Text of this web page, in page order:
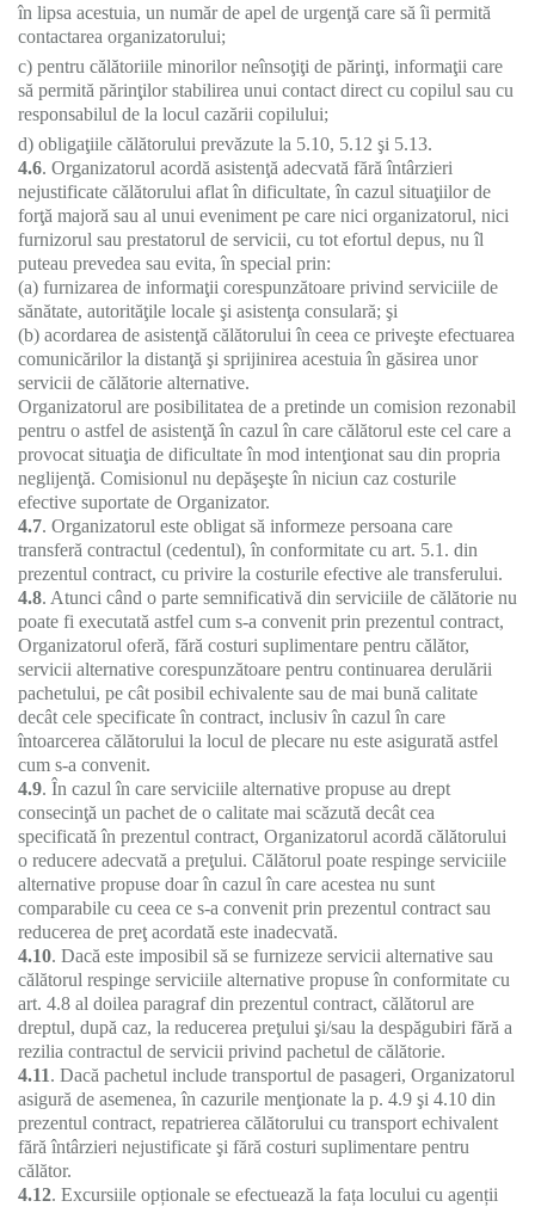
în lipsa acestuia, un număr de apel de urgenţă care să îi permită
contactarea organizatorului;
c) pentru călătoriile minorilor neînsoţiţi de părinţi, informaţii care
să permită părinţilor stabilirea unui contact direct cu copilul sau cu
responsabilul de la locul cazării copilului;
d) obligaţiile călătorului prevăzute la 5.10, 5.12 şi 5.13.
4.6. Organizatorul acordă asistenţă adecvată fără întârzieri
nejustificate călătorului aflat în dificultate, în cazul situaţiilor de
forţă majoră sau al unui eveniment pe care nici organizatorul, nici
furnizorul sau prestatorul de servicii, cu tot efortul depus, nu îl
puteau prevedea sau evita, în special prin:
(a) furnizarea de informaţii corespunzătoare privind serviciile de
sănătate, autorităţile locale şi asistenţa consulară; şi
(b) acordarea de asistenţă călătorului în ceea ce priveşte efectuarea
comunicărilor la distanţă şi sprijinirea acestuia în găsirea unor
servicii de călătorie alternative.
Organizatorul are posibilitatea de a pretinde un comision rezonabil
pentru o astfel de asistenţă în cazul în care călătorul este cel care a
provocat situaţia de dificultate în mod intenţionat sau din propria
neglijenţă. Comisionul nu depăşeşte în niciun caz costurile
efective suportate de Organizator.
4.7. Organizatorul este obligat să informeze persoana care
transferă contractul (cedentul), în conformitate cu art. 5.1. din
prezentul contract, cu privire la costurile efective ale transferului.
4.8. Atunci când o parte semnificativă din serviciile de călătorie nu
poate fi executată astfel cum s-a convenit prin prezentul contract,
Organizatorul oferă, fără costuri suplimentare pentru călător,
servicii alternative corespunzătoare pentru continuarea derulării
pachetului, pe cât posibil echivalente sau de mai bună calitate
decât cele specificate în contract, inclusiv în cazul în care
întoarcerea călătorului la locul de plecare nu este asigurată astfel
cum s-a convenit.
4.9. În cazul în care serviciile alternative propuse au drept
consecinţă un pachet de o calitate mai scăzută decât cea
specificată în prezentul contract, Organizatorul acordă călătorului
o reducere adecvată a preţului. Călătorul poate respinge serviciile
alternative propuse doar în cazul în care acestea nu sunt
comparabile cu ceea ce s-a convenit prin prezentul contract sau
reducerea de preţ acordată este inadecvată.
4.10. Dacă este imposibil să se furnizeze servicii alternative sau
călătorul respinge serviciile alternative propuse în conformitate cu
art. 4.8 al doilea paragraf din prezentul contract, călătorul are
dreptul, după caz, la reducerea preţului şi/sau la despăgubiri fără a
rezilia contractul de servicii privind pachetul de călătorie.
4.11. Dacă pachetul include transportul de pasageri, Organizatorul
asigură de asemenea, în cazurile menţionate la p. 4.9 şi 4.10 din
prezentul contract, repatrierea călătorului cu transport echivalent
fără întârzieri nejustificate şi fără costuri suplimentare pentru
călător.
4.12. Excursiile opționale se efectuează la fața locului cu agenții